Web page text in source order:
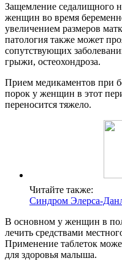
Защемление седалищного
женщин во время
увеличением размеров
патология также может
сопутствующих
грыжи, остеохондроза.
Прием медикаментов при
порок у женщин в этот
переносится тяжело.
Читайте также:
Синдром Элерса-
В основном у женщин в
лечить средствами
Применение таблеток
для здоровья малыша.